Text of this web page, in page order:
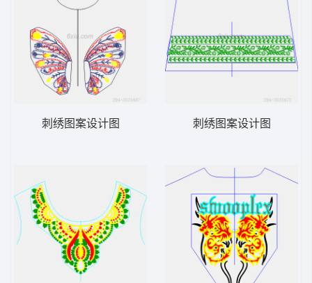
刺绣图案设计图 刺绣图案设计图